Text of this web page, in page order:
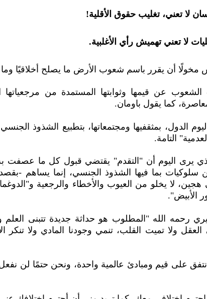
لا تعني، تغليب حقوق الأقلية!
لا تعني تهميش رأي الأغلبية.
مخولًا أن يقرر باسم شعوب الأرض ما يصلح أخلاقيًا وما
الشعوب عن قيمها وثوابتها المستمدة من
كما يقول باومان.
الدول، بمثقفيها ومجتمعاتها، بتطبيع الشذوذ
التامة.
يرى اليوم أن "التقدم" يقتضي قبول كل ما عصفت
سلوكيات بما فيها الشذوذ الجنسي، إنما يساهم -
هجين، لا يخلو من العيوب والأخطاء والرجعية
الأبيض".
رحمه الله "المطلوب هو حداثة جديدة تتبنى العلم
ولا تميت القلب، تنمي وجودنا المادي ولا تنكر
نتفق على قيم ومبادئ عالمية واحدة، ونحن حتمًا لن